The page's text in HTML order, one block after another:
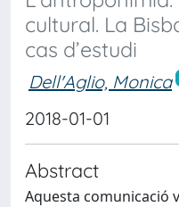
cultural. La
cas d’estudi
Dell'Aglio, Monica
2018-01-01
Abstract
Aquesta comunicació